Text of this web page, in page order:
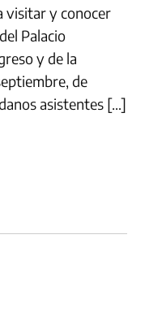
visitar y conocer
Palacio
y de la
de
asistentes […]